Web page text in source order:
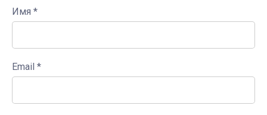
Имя *
Email *